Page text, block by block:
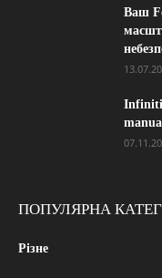
Ваш
Infiniti
ПОПУЛЯРНА
Різне